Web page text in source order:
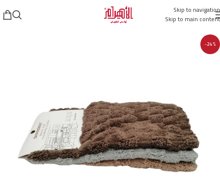
Skip to navigation
Skip to main content
-24%